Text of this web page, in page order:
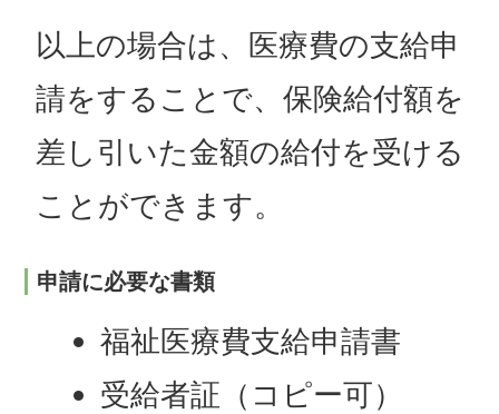
以上の場合は、医療費の支給申
請をすることで、保険給付額を
差し引いた金額の給付を受ける
ことができます。
申請に必要な書類
福祉医療費支給申請書
受給者証（コピー可）